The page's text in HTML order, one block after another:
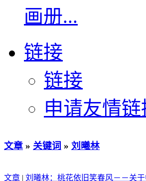
画册...
链接
链接
申请友情链
文章 » 关键词 » 刘曦林
文章 | 刘曦林：桃花依旧笑春风－－关